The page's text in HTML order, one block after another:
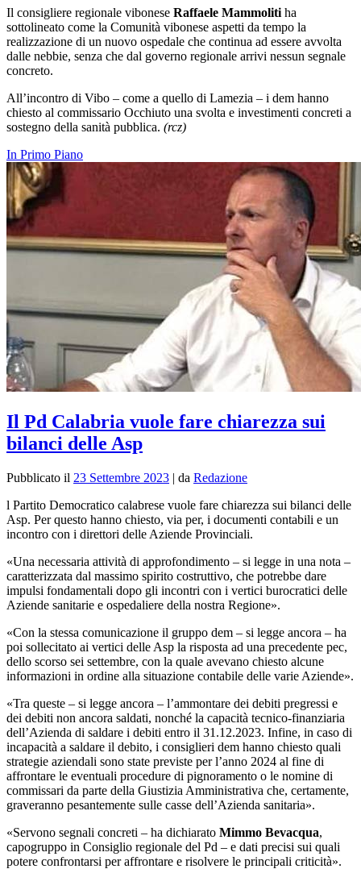
Il consigliere regionale vibonese Raffaele Mammoliti ha
sottolineato come la Comunità vibonese aspetti da tempo la
realizzazione di un nuovo ospedale che continua ad essere avvolta
dalle nebbie, senza che dal governo regionale arrivi nessun segnale
concreto.
All’incontro di Vibo – come a quello di Lamezia – i dem hanno
chiesto al commissario Occhiuto una svolta e investimenti concreti a
sostegno della sanità pubblica. (rcz)
In Primo Piano
Il Pd Calabria vuole fare chiarezza sui
bilanci delle Asp
Pubblicato il 23 Settembre 2023 | da Redazione
l Partito Democratico calabrese vuole fare chiarezza sui bilanci delle
Asp. Per questo hanno chiesto, via per, i documenti contabili e un
incontro con i direttori delle Aziende Provinciali.
«Una necessaria attività di approfondimento – si legge in una nota –
caratterizzata dal massimo spirito costruttivo, che potrebbe dare
impulsi fondamentali dopo gli incontri con i vertici burocratici delle
Aziende sanitarie e ospedaliere della nostra Regione».
«Con la stessa comunicazione il gruppo dem – si legge ancora – ha
poi sollecitato ai vertici delle Asp la risposta ad una precedente pec,
dello scorso sei settembre, con la quale avevano chiesto alcune
informazioni in ordine alla situazione contabile delle varie Aziende».
«Tra queste – si legge ancora – l’ammontare dei debiti pregressi e
dei debiti non ancora saldati, nonché la capacità tecnico-finanziaria
dell’Azienda di saldare i debiti entro il 31.12.2023. Infine, in caso di
incapacità a saldare il debito, i consiglieri dem hanno chiesto quali
strategie aziendali sono state previste per l’anno 2024 al fine di
affrontare le eventuali procedure di pignoramento o le nomine di
commissari da parte della Giustizia Amministrativa che, certamente,
graveranno pesantemente sulle casse dell’Azienda sanitaria».
«Servono segnali concreti – ha dichiarato Mimmo Bevacqua,
capogruppo in Consiglio regionale del Pd – e dati precisi sui quali
potere confrontarsi per affrontare e risolvere le principali criticità».